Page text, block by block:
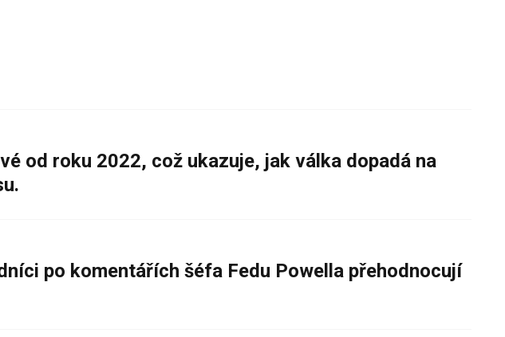
od roku 2022, což ukazuje, jak válka dopadá na
po komentářích šéfa Fedu Powella přehodnocují